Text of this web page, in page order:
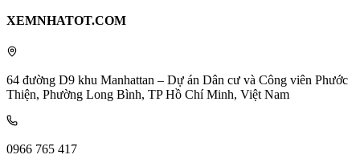
XEMNHATOT.COM
64 đường D9 khu Manhattan – Dự án Dân cư và Công viên Phước
Thiện, Phường Long Bình, TP Hồ Chí Minh, Việt Nam
0966 765 417